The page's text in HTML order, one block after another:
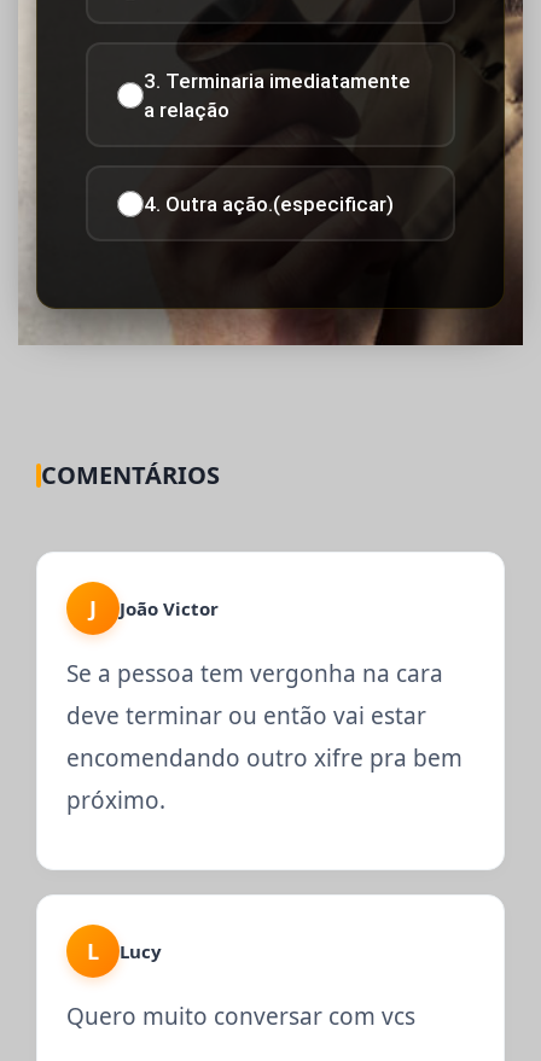
3. Terminaria imediatamente
a relação
4. Outra ação.(especificar)
COMENTÁRIOS
J João Victor
Se a pessoa tem vergonha na cara
deve terminar ou então vai estar
encomendando outro xifre pra bem
próximo.
L Lucy
Quero muito conversar com vcs